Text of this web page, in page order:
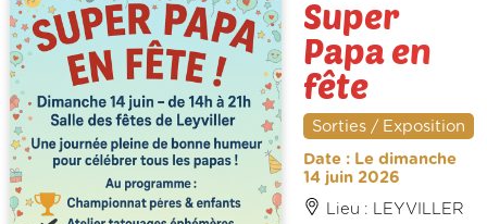
Super
Papa en
fête
Sorties / Exposition
Date : Le dimanche
14 juin 2026
Lieu : LEYVILLER